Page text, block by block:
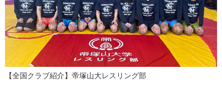
【全国クラブ紹介】帝塚山大レスリング部